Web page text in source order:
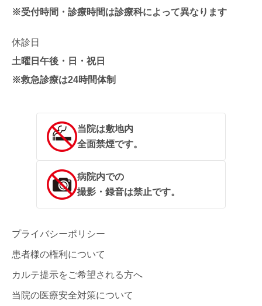
※受付時間・診療時間は診療科によって異なります
休診日
土曜日午後・日・祝日
※救急診療は24時間体制
当院は敷地内
全面禁煙です。
病院内での
撮影・録音は禁止です。
プライバシーポリシー
患者様の権利について
カルテ提示をご希望される方へ
当院の医療安全対策について